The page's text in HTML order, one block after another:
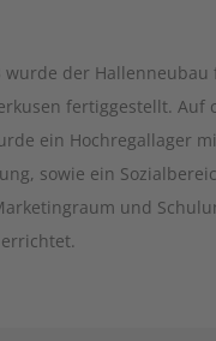
wurde der Hallenneubau
fertiggestellt. Auf
ein Hochregallager
sowie ein
und